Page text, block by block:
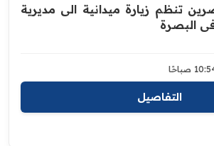
تنظم زيارة ميدانية الى مديرية
‏البصرة
التفاصيل